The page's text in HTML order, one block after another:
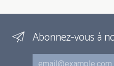
Abonnez-vous à
Courriel